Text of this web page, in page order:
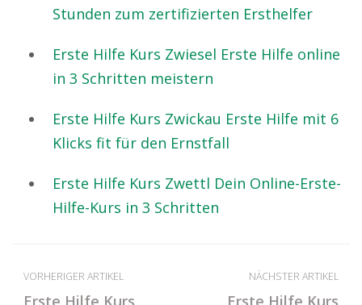
Stunden zum zertifizierten Ersthelfer
Erste Hilfe Kurs Zwiesel Erste Hilfe online
in 3 Schritten meistern
Erste Hilfe Kurs Zwickau Erste Hilfe mit 6
Klicks fit für den Ernstfall
Erste Hilfe Kurs Zwettl Dein Online-Erste-
Hilfe-Kurs in 3 Schritten
VORHERIGER ARTIKEL
Erste Hilfe Kurs
NÄCHSTER ARTIKEL
Erste Hilfe Kurs